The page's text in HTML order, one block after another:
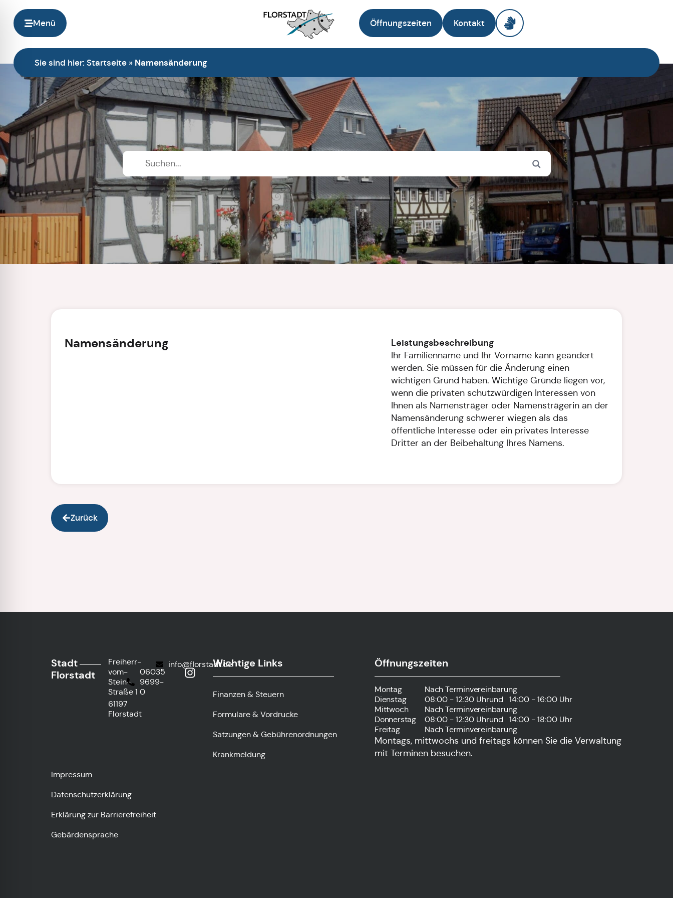
Menü Öffnungszeiten Kontakt
Sie sind hier: Startseite » Namensänderung
Namensänderung Leistungsbeschreibung
Ihr Familienname und Ihr Vorname kann geändert
werden. Sie müssen für die Änderung einen
wichtigen Grund haben. Wichtige Gründe liegen vor,
wenn die privaten schutzwürdigen Interessen von
Ihnen als Namensträger oder Namensträgerin an der
Namensänderung schwerer wiegen als das
öffentliche Interesse oder ein privates Interesse
Dritter an der Beibehaltung Ihres Namens.
Zurück
Stadt
Florstadt
Freiherr-
vom-
Stein-
Straße 1
61197
Florstadt
06035
9699-
0
info@florstadt.deWichtige Links
Finanzen & Steuern
Formulare & Vordrucke
Satzungen & Gebührenordnungen
Krankmeldung
Öffnungszeiten
Montag
Nach Terminvereinbarung
Dienstag
08:00 - 12:30 Uhrund
14:00 - 16:00 Uhr
Mittwoch
Nach Terminvereinbarung
Donnerstag
08:00 - 12:30 Uhrund
14:00 - 18:00 Uhr
Freitag
Nach Terminvereinbarung
Montags, mittwochs und freitags können Sie die Verwaltung
mit Terminen besuchen.
Impressum
Datenschutzerklärung
Erklärung zur Barrierefreiheit
Gebärdensprache